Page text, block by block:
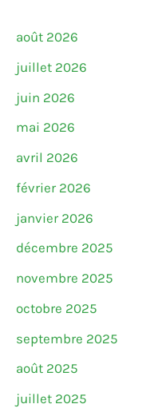
août 2026
juillet 2026
juin 2026
mai 2026
avril 2026
février 2026
janvier 2026
décembre 2025
novembre 2025
octobre 2025
septembre 2025
août 2025
juillet 2025